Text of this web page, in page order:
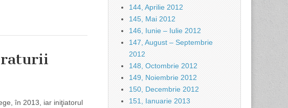
în 2013, iar iniţiatorul
144, Aprilie 2012
145, Mai 2012
146, Iunie – Iulie 2012
147, August – Septembrie
2012
148, Octombrie 2012
149, Noiembrie 2012
150, Decembrie 2012
151, Ianuarie 2013